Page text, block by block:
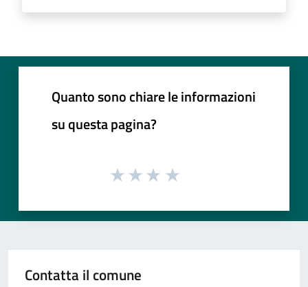
Quanto sono chiare le informazioni
su questa pagina?
Contatta il comune